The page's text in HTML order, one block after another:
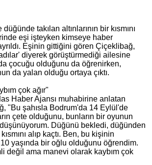
takılan altınlarının bir kısmını
eşi işteyken kimseye haber
Eşinin gittiğini gören Çiçeklibağ,
diyerek görüştürmediği ailesine
çocuğu olduğunu da öğrenirken,
da yalan olduğu ortaya çıktı.
çok ağır"
Haber Ajansı muhabirine anlatan
"Bu şahısla Bodrum'da 14 Eylül'de
çete olduğunu, bunların bir oyunun
Düğünü bekledi, düğünden
alıp kaçtı. Ben, bu kişinin
yaşında bir oğlu olduğunu öğrendim.
değil ama manevi olarak kaybım çok